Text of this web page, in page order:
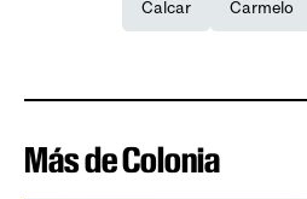
Calcar Carmelo
Más de Colonia